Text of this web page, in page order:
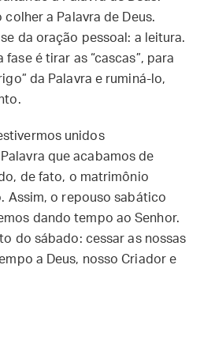
colher a Palavra de Deus.
da oração pessoal: a leitura.
fase é tirar as “cascas”, para
da Palavra e ruminá-lo,
unidos
que acabamos de
de fato, o matrimônio
Assim, o repouso sabático
dando tempo ao Senhor.
do sábado: cessar as nossas
a Deus, nosso Criador e